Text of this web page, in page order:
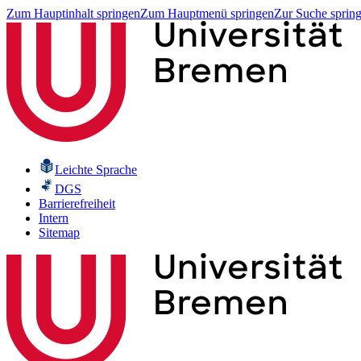
Zum Hauptinhalt springenZum Hauptmenü springenZur Suche
Leichte Sprache
DGS
Barrierefreiheit
Intern
Sitemap